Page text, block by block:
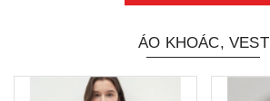
ÁO KHOÁC, VEST